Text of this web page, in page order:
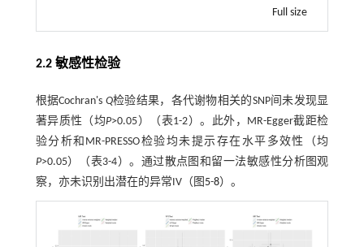
Full size
2.2 敏感性检验
根据Cochran's Q检验结果，各代谢物相关的SNP间未发现显
著异质性（均P>0.05）（表1-2）。此外，MR-Egger截距检
验分析和MR-PRESSO检验均未提示存在水平多效性（均
P>0.05）（表3-4）。通过散点图和留一法敏感性分析图观
察，亦未识别出潜在的异常IV（图 5-8）。